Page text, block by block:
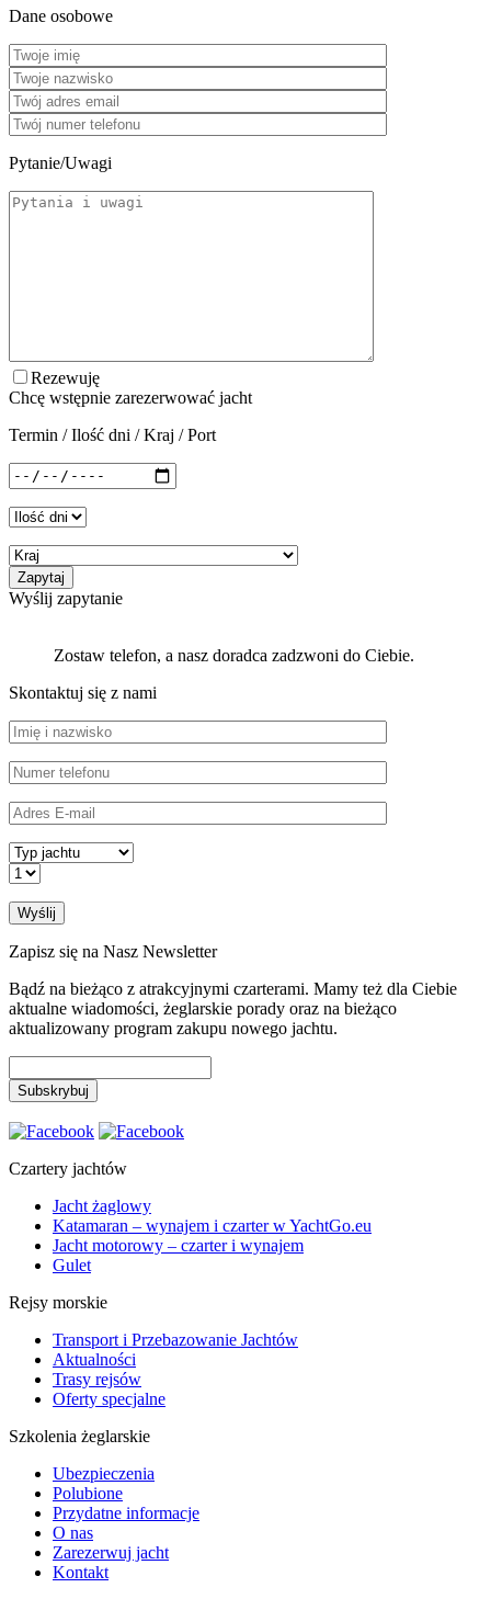
Dane osobowe
Pytanie/Uwagi
Rezewuję
Chcę wstępnie zarezerwować jacht
Termin / Ilość dni / Kraj / Port
Wyślij zapytanie
Zostaw telefon, a nasz doradca zadzwoni do Ciebie.
Skontaktuj się z nami
Zapisz się na Nasz Newsletter
Bądź na bieżąco z atrakcyjnymi czarterami. Mamy też dla Ciebie
aktualne wiadomości, żeglarskie porady oraz na bieżąco
aktualizowany program zakupu nowego jachtu.
Czartery jachtów
Jacht żaglowy
Katamaran – wynajem i czarter w YachtGo.eu
Jacht motorowy – czarter i wynajem
Gulet
Rejsy morskie
Transport i Przebazowanie Jachtów
Aktualności
Trasy rejsów
Oferty specjalne
Szkolenia żeglarskie
Ubezpieczenia
Polubione
Przydatne informacje
O nas
Zarezerwuj jacht
Kontakt